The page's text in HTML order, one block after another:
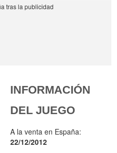
INFORMACIÓN
DEL JUEGO
A la venta en España:
22/12/2012